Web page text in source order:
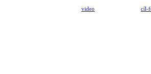
video cíl-